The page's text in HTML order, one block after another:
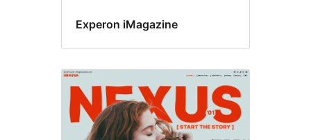
Experon iMagazine